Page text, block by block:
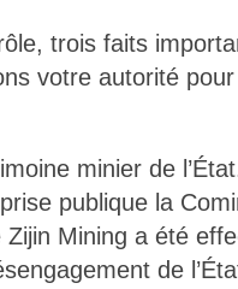
trois faits
votre autorité
minier de
publique la
Mining a été
de